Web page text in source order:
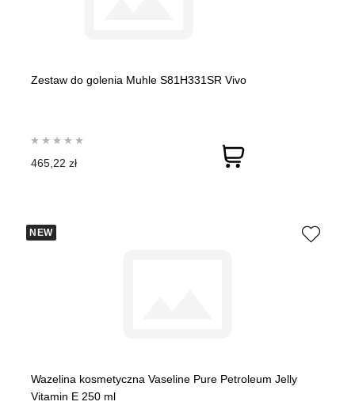
Zestaw do golenia Muhle S81H331SR Vivo
465,22 zł
NEW
Wazelina kosmetyczna Vaseline Pure Petroleum Jelly
Vitamin E 250 ml